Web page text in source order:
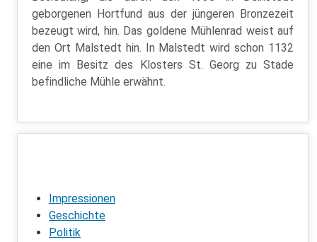
geborgenen Hortfund aus der jüngeren Bronzezeit
bezeugt wird, hin. Das goldene Mühlenrad weist auf
den Ort Malstedt hin. In Malstedt wird schon 1132
eine im Besitz des Klosters St. Georg zu Stade
befindliche Mühle erwähnt.
Impressionen
Geschichte
Politik